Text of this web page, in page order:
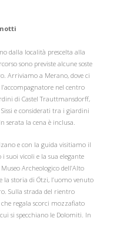
dalla località prescelta alla
sono previste alcune soste
Arriviamo a Merano, dove ci
nel centro
di Castel Trauttmansdorff,
e considerati tra i giardini
serata la cena è inclusa.
e con la guida visitiamo il
suoi vicoli e la sua elegante
Archeologico dell’Alto
la storia di Ötzi, l’uomo venuto
Sulla strada del rientro
regala scorci mozzafiato
si specchiano le Dolomiti. In